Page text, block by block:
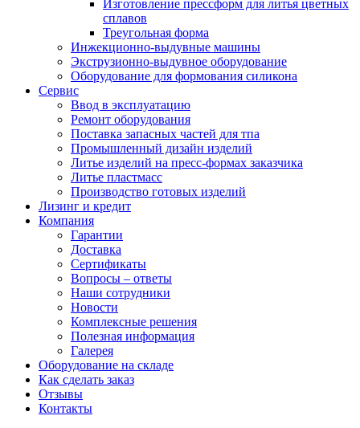
Изготовление прессформ для литья цветных
сплавов
Треугольная форма
Инжекционно-выдувные машины
Экструзионно-выдувное оборудование
Оборудование для формования силикона
Сервис
Ввод в эксплуатацию
Ремонт оборудования
Поставка запасных частей для тпа
Промышленный дизайн изделий
Литье изделий на пресс-формах заказчика
Литье пластмасс
Производство готовых изделий
Лизинг и кредит
Компания
Гарантии
Доставка
Сертификаты
Вопросы – ответы
Наши сотрудники
Новости
Комплексные решения
Полезная информация
Галерея
Оборудование на складе
Как сделать заказ
Отзывы
Контакты